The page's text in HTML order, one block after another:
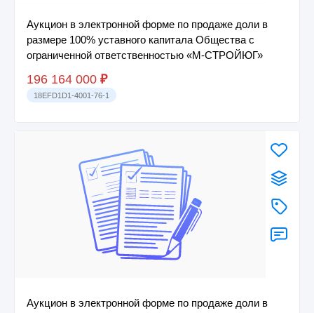
Аукцион в электронной форме по продаже доли в
размере 100% уставного капитала Общества с
ограниченной ответственностью «М-СТРОЙЮГ»
196 164 000 ₽
18EFD1D1-4001-76-1
Аукцион в электронной форме по продаже доли в